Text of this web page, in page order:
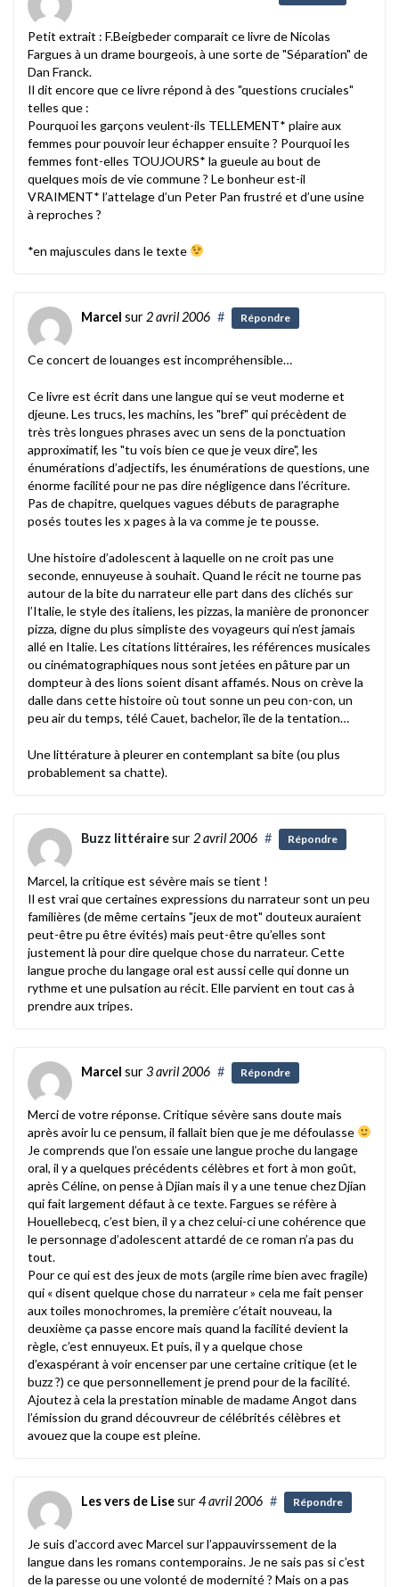
Petit extrait : F.Beigbeder comparait ce livre de Nicolas
Fargues à un drame bourgeois, à une sorte de "Séparation" de
Dan Franck.
Il dit encore que ce livre répond à des "questions cruciales"
telles que :
Pourquoi les garçons veulent-ils TELLEMENT* plaire aux
femmes pour pouvoir leur échapper ensuite ? Pourquoi les
femmes font-elles TOUJOURS* la gueule au bout de
quelques mois de vie commune ? Le bonheur est-il
VRAIMENT* l’attelage d’un Peter Pan frustré et d’une usine
à reproches ?
*en majuscules dans le texte
Marcel sur 2 avril 2006 # Répondre
Ce concert de louanges est incompréhensible…
Ce livre est écrit dans une langue qui se veut moderne et
djeune. Les trucs, les machins, les "bref" qui précèdent de
très très longues phrases avec un sens de la ponctuation
approximatif, les "tu vois bien ce que je veux dire", les
énumérations d’adjectifs, les énumérations de questions, une
énorme facilité pour ne pas dire négligence dans l’écriture.
Pas de chapitre, quelques vagues débuts de paragraphe
posés toutes les x pages à la va comme je te pousse.
Une histoire d’adolescent à laquelle on ne croit pas une
seconde, ennuyeuse à souhait. Quand le récit ne tourne pas
autour de la bite du narrateur elle part dans des clichés sur
l’Italie, le style des italiens, les pizzas, la manière de prononcer
pizza, digne du plus simpliste des voyageurs qui n’est jamais
allé en Italie. Les citations littéraires, les références musicales
ou cinématographiques nous sont jetées en pâture par un
dompteur à des lions soient disant affamés. Nous on crève la
dalle dans cette histoire où tout sonne un peu con-con, un
peu air du temps, télé Cauet, bachelor, île de la tentation…
Une littérature à pleurer en contemplant sa bite (ou plus
probablement sa chatte).
Buzz littérairesur 2 avril 2006 # Répondre
Marcel, la critique est sévère mais se tient !
Il est vrai que certaines expressions du narrateur sont un peu
familières (de même certains "jeux de mot" douteux auraient
peut-être pu être évités) mais peut-être qu’elles sont
justement là pour dire quelque chose du narrateur. Cette
langue proche du langage oral est aussi celle qui donne un
rythme et une pulsation au récit. Elle parvient en tout cas à
prendre aux tripes.
Marcel sur3 avril 2006 # Répondre
Merci de votre réponse. Critique sévère sans doute mais
après avoir lu ce pensum, il fallait bien que je me défoulasse
Je comprends que l’on essaie une langue proche du langage
oral, il y a quelques précédents célèbres et fort à mon goût,
après Céline, on pense à Djian mais il y a une tenue chez Djian
qui fait largement défaut à ce texte. Fargues se réfère à
Houellebecq, c’est bien, il y a chez celui-ci une cohérence que
le personnage d’adolescent attardé de ce roman n’a pas du
tout.
Pour ce qui est des jeux de mots (argile rime bien avec fragile)
qui « disent quelque chose du narrateur » cela me fait penser
aux toiles monochromes, la première c’était nouveau, la
deuxième ça passe encore mais quand la facilité devient la
règle, c’est ennuyeux. Et puis, il y a quelque chose
d’exaspérant à voir encenser par une certaine critique (et le
buzz ?) ce que personnellement je prend pour de la facilité.
Ajoutez à cela la prestation minable de madame Angot dans
l’émission du grand découvreur de célébrités célèbres et
avouez que la coupe est pleine.
Les vers de Lisesur4 avril 2006 # Répondre
Je suis d’accord avec Marcel sur l’appauvirssement de la
langue dans les romans contemporains. Je ne sais pas si c’est
de la paresse ou une volonté de modernité ? Mais on a pas